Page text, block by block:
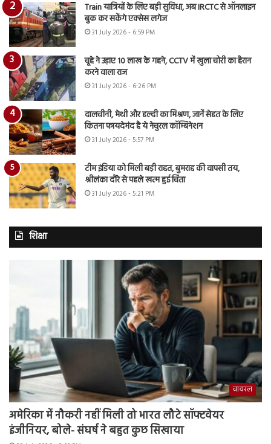
Train यात्रियों के लिए बड़ी सुविधा, अब IRCTC से ऑनलाइन
बुक कर सकेंगे एक्सेस लगेज
31 July 2026 - 6:59 PM
चूहे ने उड़ाए 10 लाख के गहने, CCTV में खुला चोरी का हैरान
करने वाला राज
31 July 2026 - 6:26 PM
दालचीनी, मेथी और हल्दी का मिश्रण, जानें सेहत के लिए
कितना फायदेमंद है ये नेचुरल कॉम्बिनेशन
31 July 2026 - 5:57 PM
टीम इंडिया को मिली बड़ी राहत, बुमराह की वापसी तय,
श्रीलंका दौरे से पहले खत्म हुई चिंता
31 July 2026 - 5:21 PM
शिक्षा
वायरल
अमेरिका में नौकरी नहीं मिली तो भारत लौटे सॉफ्टवेयर
इंजीनियर, बोले- संघर्ष ने बहुत कुछ सिखाया